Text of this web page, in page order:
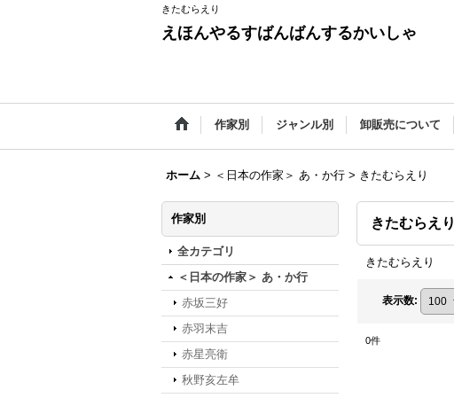
きたむらえり
えほんやるすばんばんするかいしゃ
作家別 ジャンル別 卸販売について
ホーム > ＜日本の作家＞ あ・か行 > きたむらえり
作家別
全カテゴリ
＜日本の作家＞ あ・か行
赤坂三好
赤羽末吉
赤星亮衛
秋野亥左牟
きたむらえり
きたむらえり
表示数:
0件